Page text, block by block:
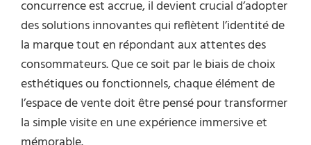
concurrence est accrue, il devient crucial d’adopter
des solutions innovantes qui reflètent l’identité de
la marque tout en répondant aux attentes des
consommateurs. Que ce soit par le biais de choix
esthétiques ou fonctionnels, chaque élément de
l’espace de vente doit être pensé pour transformer
la simple visite en une expérience immersive et